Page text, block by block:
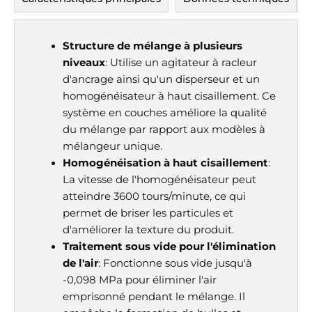
Structure de mélange à plusieurs
niveaux: Utilise un agitateur à racleur
d'ancrage ainsi qu'un disperseur et un
homogénéisateur à haut cisaillement. Ce
système en couches améliore la qualité
du mélange par rapport aux modèles à
mélangeur unique.
Homogénéisation à haut cisaillement:
La vitesse de l'homogénéisateur peut
atteindre 3600 tours/minute, ce qui
permet de briser les particules et
d'améliorer la texture du produit.
Traitement sous vide pour l'élimination
de l'air: Fonctionne sous vide jusqu'à
-0,098 MPa pour éliminer l'air
emprisonné pendant le mélange. Il